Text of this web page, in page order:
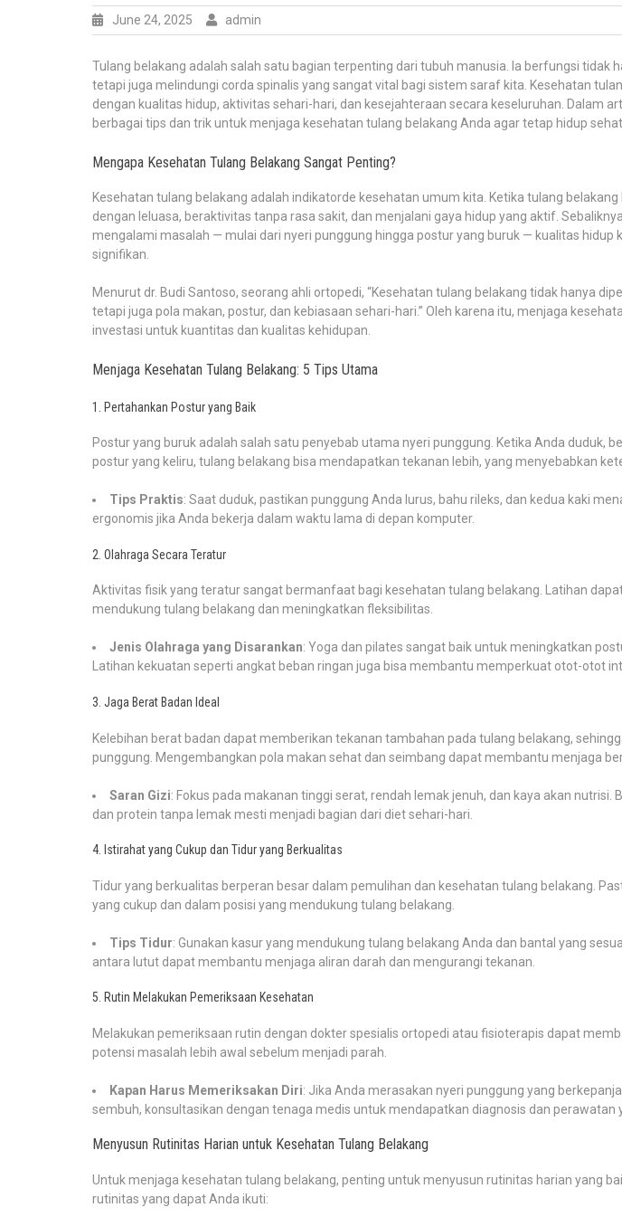
June 24, 2025 admin
Tulang belakang adalah salah satu bagian terpenting dari tubuh manusia. Ia berfungsi tidak
tetapi juga melindungi corda spinalis yang sangat vital bagi sistem saraf kita. Kesehatan
dengan kualitas hidup, aktivitas sehari-hari, dan kesejahteraan secara keseluruhan. Dalam
berbagai tips dan trik untuk menjaga kesehatan tulang belakang Anda agar tetap hidup sehat.
Mengapa Kesehatan Tulang Belakang Sangat Penting?
Kesehatan tulang belakang adalah indikatorde kesehatan umum kita. Ketika tulang
dengan leluasa, beraktivitas tanpa rasa sakit, dan menjalani gaya hidup yang aktif.
mengalami masalah — mulai dari nyeri punggung hingga postur yang buruk — kualitas hidup
signifikan.
Menurut dr. Budi Santoso, seorang ahli ortopedi, “Kesehatan tulang belakang tidak hanya
tetapi juga pola makan, postur, dan kebiasaan sehari-hari.” Oleh karena itu, menjaga
investasi untuk kuantitas dan kualitas kehidupan.
Menjaga Kesehatan Tulang Belakang: 5 Tips Utama
1. Pertahankan Postur yang Baik
Postur yang buruk adalah salah satu penyebab utama nyeri punggung. Ketika Anda duduk,
postur yang keliru, tulang belakang bisa mendapatkan tekanan lebih, yang menyebabkan
Tips Praktis: Saat duduk, pastikan punggung Anda lurus, bahu rileks, dan kedua kaki
ergonomis jika Anda bekerja dalam waktu lama di depan komputer.
2. Olahraga Secara Teratur
Aktivitas fisik yang teratur sangat bermanfaat bagi kesehatan tulang belakang. Latihan
mendukung tulang belakang dan meningkatkan fleksibilitas.
Jenis Olahraga yang Disarankan: Yoga dan pilates sangat baik untuk meningkatkan
Latihan kekuatan seperti angkat beban ringan juga bisa membantu memperkuat otot-otot
3. Jaga Berat Badan Ideal
Kelebihan berat badan dapat memberikan tekanan tambahan pada tulang belakang,
punggung. Mengembangkan pola makan sehat dan seimbang dapat membantu menjaga
Saran Gizi: Fokus pada makanan tinggi serat, rendah lemak jenuh, dan kaya akan nutrisi.
dan protein tanpa lemak mesti menjadi bagian dari diet sehari-hari.
4. Istirahat yang Cukup dan Tidur yang Berkualitas
Tidur yang berkualitas berperan besar dalam pemulihan dan kesehatan tulang belakang.
yang cukup dan dalam posisi yang mendukung tulang belakang.
Tips Tidur: Gunakan kasur yang mendukung tulang belakang Anda dan bantal yang
antara lutut dapat membantu menjaga aliran darah dan mengurangi tekanan.
5. Rutin Melakukan Pemeriksaan Kesehatan
Melakukan pemeriksaan rutin dengan dokter spesialis ortopedi atau fisioterapis dapat
potensi masalah lebih awal sebelum menjadi parah.
Kapan Harus Memeriksakan Diri: Jika Anda merasakan nyeri punggung yang
sembuh, konsultasikan dengan tenaga medis untuk mendapatkan diagnosis dan perawatan
Menyusun Rutinitas Harian untuk Kesehatan Tulang Belakang
Untuk menjaga kesehatan tulang belakang, penting untuk menyusun rutinitas harian yang
rutinitas yang dapat Anda ikuti: